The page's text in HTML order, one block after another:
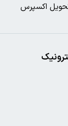
اکسپرس